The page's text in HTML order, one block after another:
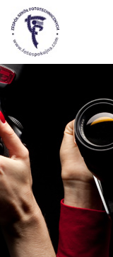
treści